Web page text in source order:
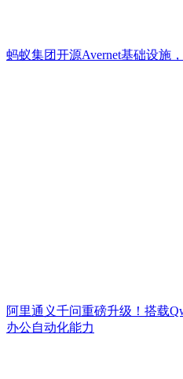
蚂蚁集团开源Avernet基础设施
阿里通义千问重磅升级！搭载
办公自动化能力